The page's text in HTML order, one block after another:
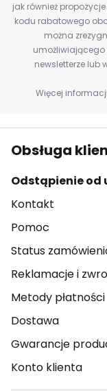
jak również
kodu rabatowego
można
umożliwiającego
newsletterze lub
Więcej
Obsługa
Odstąpienie od
Kontakt
Pomoc
Status
Reklamacje i
Metody płatności
Dostawa
Gwarancje
Konto klienta